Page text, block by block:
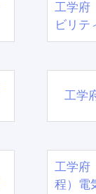
工学府
ビリテ
工学
工学
程）電